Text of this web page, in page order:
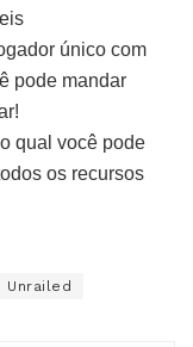
único com
pode mandar
qual você pode
os recursos
Unrailed